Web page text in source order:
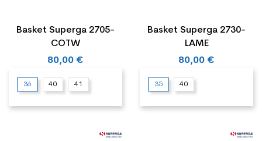
Basket Superga 2705-
COTW
80,00 €
36 40 41
Basket Superga 2730-
LAME
80,00 €
35 40